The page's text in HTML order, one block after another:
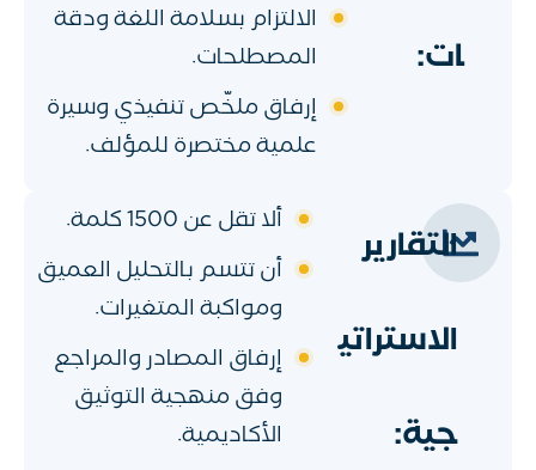
الالتزام بسلامة اللغة ودقة
المصطلحات.
إرفاق ملخّص تنفيذي وسيرة
علمية مختصرة للمؤلف.
ات:
ألا تقل عن 1500 كلمة.
أن تتسم بالتحليل العميق
ومواكبة المتغيرات.
إرفاق المصادر والمراجع
وفق منهجية التوثيق
الأكاديمية.
التقارير
الاستراتي
جية: